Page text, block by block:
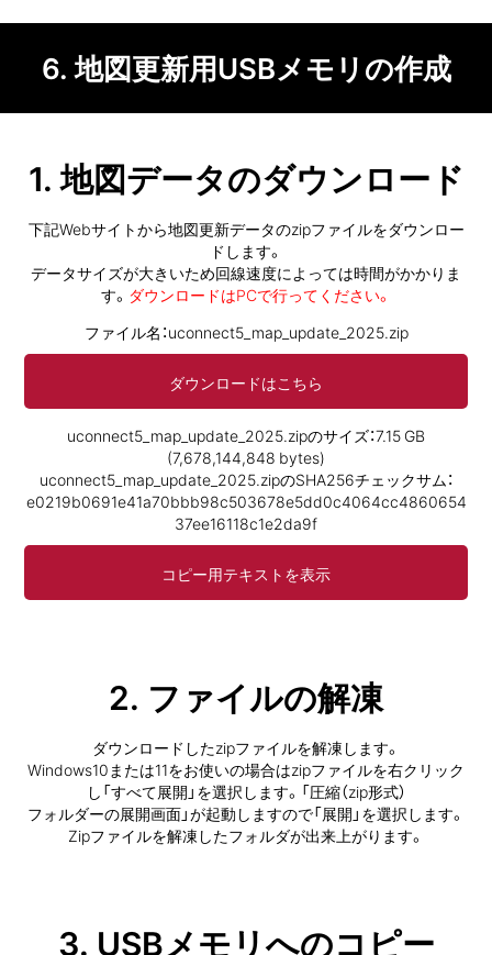
6. 地図更新用USBメモリの作成
1. 地図データのダウンロード
下記Webサイトから地図更新データのzipファイルをダウンロー
ドします。
データサイズが大きいため回線速度によっては時間がかかりま
す。 ダウンロードはPCで行ってください。
ファイル名：uconnect5_map_update_2025.zip
ダウンロードはこちら
uconnect5_map_update_2025.zipのサイズ：7.15 GB
(7,678,144,848 bytes)
uconnect5_map_update_2025.zipのSHA256チェックサム：
e0219b0691e41a70bbb98c503678e5dd0c4064cc4860654
37ee16118c1e2da9f
コピー用テキストを表示
2. ファイルの解凍
ダウンロードしたzipファイルを解凍します。
Windows10または11をお使いの場合はzipファイルを右クリック
し「すべて展開」を選択します。 「圧縮（zip形式）
フォルダーの展開画面」が起動しますので「展開」を選択します。
Zipファイルを解凍したフォルダが出来上がります。
3. USBメモリへのコピー